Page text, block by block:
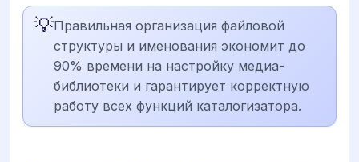
💡Правильная организация файловой
структуры и именования экономит до
90% времени на настройку медиа-
библиотеки и гарантирует корректную
работу всех функций каталогизатора.